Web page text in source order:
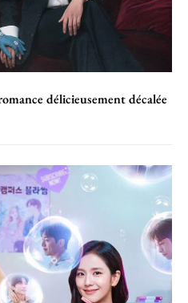
délicieusement décalée